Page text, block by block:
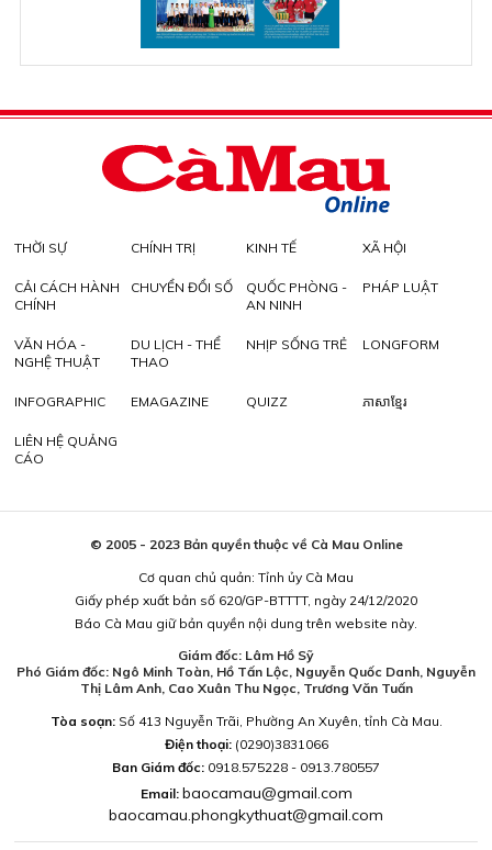
THỜI SỰ CHÍNH TRỊ KINH TẾ XÃ HỘI
CẢI CÁCH HÀNH
CHÍNH
CHUYỂN ĐỔI SỐ
QUỐC PHÒNG -
AN NINH
PHÁP LUẬT
VĂN HÓA -
NGHỆ THUẬT
DU LỊCH - THỂ
THAO
NHỊP SỐNG TRẺ LONGFORM
INFOGRAPHIC EMAGAZINE QUIZZ ភាសាខ្មែរ
LIÊN HỆ QUẢNG
CÁO
© 2005 - 2023 Bản quyền thuộc về Cà Mau Online
Cơ quan chủ quản: Tỉnh ủy Cà Mau
Giấy phép xuất bản số 620/GP-BTTTT, ngày 24/12/2020
Báo Cà Mau giữ bản quyền nội dung trên website này.
Giám đốc: Lâm Hồ Sỹ
Phó Giám đốc: Ngô Minh Toàn, Hồ Tấn Lộc, Nguyễn Quốc Danh, Nguyễn
Thị Lâm Anh, Cao Xuân Thu Ngọc, Trương Văn Tuấn
Tòa soạn:Số 413 Nguyễn Trãi, Phường An Xuyên, tỉnh Cà Mau.
Điện thoại: (0290)3831066
Ban Giám đốc: 0918.575228 - 0913.780557
Email: baocamau@gmail.com
baocamau.phongkythuat@gmail.com